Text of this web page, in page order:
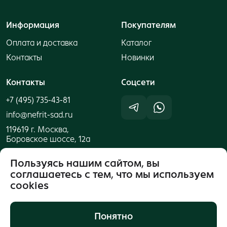
Информация
Оплата и доставка
Контакты
Покупателям
Каталог
Новинки
Контакты
+7 (495) 735-43-81
info@nefrit-sad.ru
119619 г. Москва,
Боровское шоссе, 12а
Cоцсети
Пользуясь нашим сайтом, вы
соглашаетесь с тем, что мы используем
cookies
Понятно